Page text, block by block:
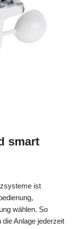
smart
ist
wählen. So
Anlage jederzeit